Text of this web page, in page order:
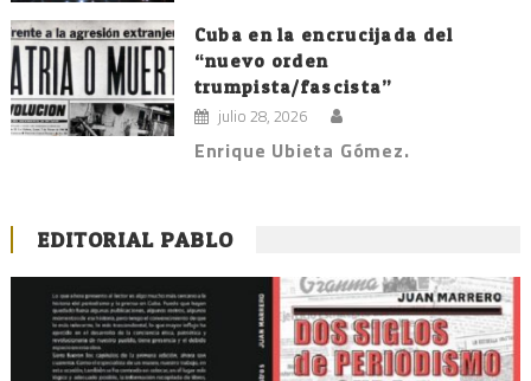
Cuba en la encrucijada del
“nuevo orden
trumpista/fascista”
julio 28, 2026
Enrique Ubieta Gómez.
EDITORIAL PABLO